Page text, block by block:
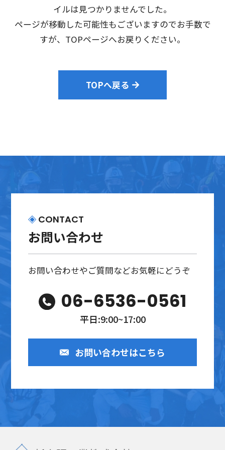
採用情報
イルは見つかりませんでした。
ページが移動した可能性もございますのでお手数で
すが、TOPページへお戻りください。
TOPへ戻る
CONTACT
お問い合わせ
お問い合わせやご質問などお気軽にどうぞ
06-6536-0561
平日:9:00~17:00
お問い合わせはこちら